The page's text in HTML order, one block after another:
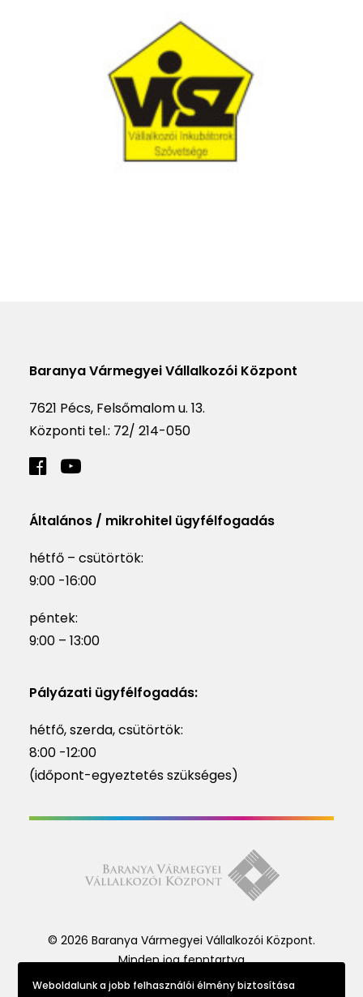
Baranya Vármegyei Vállalkozói Központ
7621 Pécs, Felsőmalom u. 13.
Központi tel.: 72/ 214-050
Általános / mikrohitel ügyfélfogadás
hétfő – csütörtök:
9:00 -16:00
péntek:
9:00 – 13:00
Pályázati ügyfélfogadás:
hétfő, szerda, csütörtök:
8:00 -12:00
(időpont-egyeztetés szükséges)
© 2026 Baranya Vármegyei Vállalkozói Központ.
Minden jog fenntartva
Weboldalunk a jobb felhasználói élmény biztosítása